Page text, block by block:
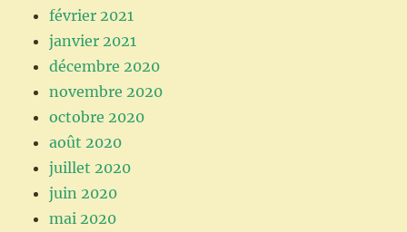
février 2021
janvier 2021
décembre 2020
novembre 2020
octobre 2020
août 2020
juillet 2020
juin 2020
mai 2020